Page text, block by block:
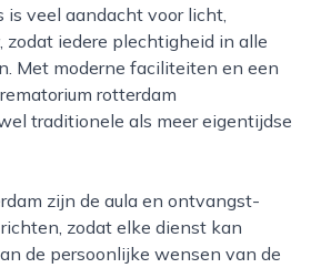
is veel aandacht voor licht,
zodat iedere plechtigheid in alle
Met moderne faciliteiten en een
rotterdam
traditionele als meer eigentijdse
zodat elke dienst kan
de persoonlijke wensen van de